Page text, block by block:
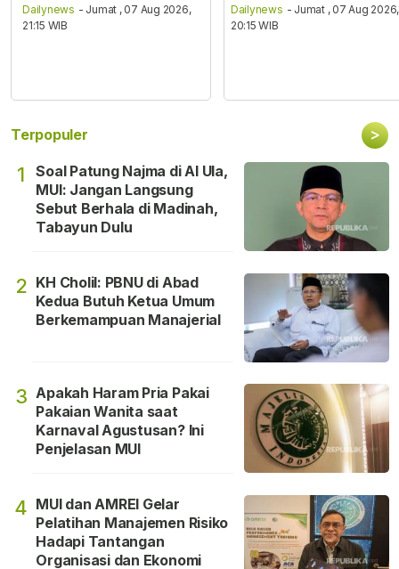
Dailynews - Jumat , 07 Aug 2026,
21:15 WIB
Dailynews - Jumat , 07 Aug 2026,
20:15 WIB
Terpopuler >
1
Soal Patung Najma di Al Ula,
MUI: Jangan Langsung
Sebut Berhala di Madinah,
Tabayun Dulu
2 KH Cholil: PBNU di Abad
Kedua Butuh Ketua Umum
Berkemampuan Manajerial
3 Apakah Haram Pria Pakai
Pakaian Wanita saat
Karnaval Agustusan? Ini
Penjelasan MUI
4 MUI dan AMREI Gelar
Pelatihan Manajemen Risiko
Hadapi Tantangan
Organisasi dan Ekonomi